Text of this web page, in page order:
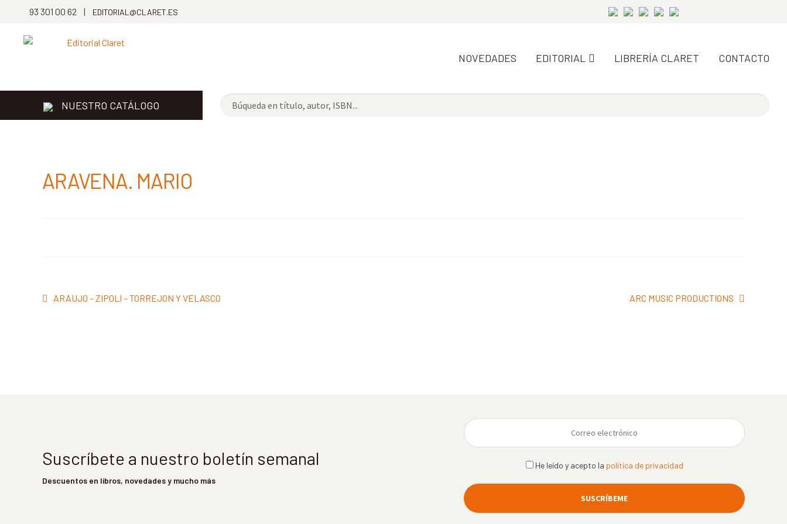
93 301 00 62 | EDITORIAL@CLARET.ES
NOVEDADES EDITORIAL LIBRERÍA CLARET CONTACTO
NUESTRO CATÁLOGO
ARAVENA. MARIO
Navegación
Anterior:
ARAUJO – ZIPOLI – TORREJON Y VELASCO Siguiente:
ARC MUSIC PRODUCTIONS
Suscríbete a nuestro boletín semanal
Descuentos en libros, novedades y mucho más
He leído y acepto la política de privacidad